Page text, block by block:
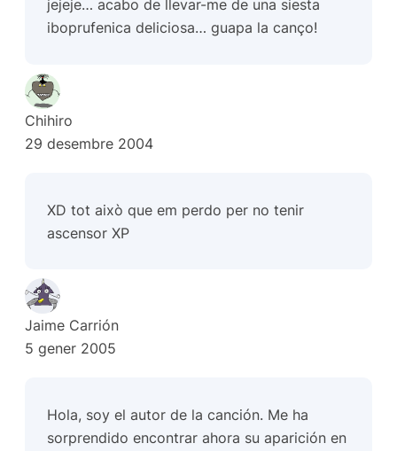
jejeje… acabo de llevar-me de una siesta
iboprufenica deliciosa… guapa la canço!
Chihiro
29 desembre 2004
XD tot això que em perdo per no tenir
ascensor XP
Jaime Carrión
5 gener 2005
Hola, soy el autor de la canción. Me ha
sorprendido encontrar ahora su aparición en